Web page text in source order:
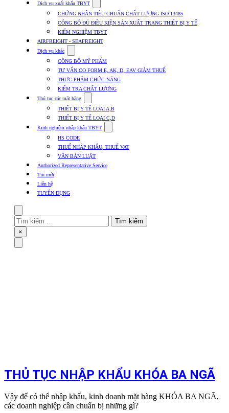
Dịch vụ xuất khẩu TBYT
submenu
for
Dịch
vụ
xuất
TBYT
CHỨNG NHẬN TIÊU CHUẨN CHẤT LƯỢNG ISO 13485
CÔNG BỐ ĐỦ ĐIỀU KIỆN SẢN XUẤT TRANG THIẾT BỊ Y TẾ
KIỂM NGHIỆM TBYT
AIRFREIGHT - SEAFREIGHT
Dịch vụ khác
submenu
for
Dịch
vụ
khác
CÔNG BỐ MỸ PHẨM
TƯ VẤN CO FORM E, AK, D, EAV GIẢM THUẾ
THỰC PHẨM CHỨC NĂNG
KIỂM TRA CHẤT LƯỢNG
Thủ tục các mặt hàng
submenu
for
Thủ
tục
mặt
hàng
THIẾT BỊ Y TẾ LOẠI A,B
THIẾT BỊ Y TẾ LOẠI C,D
Kinh nghiệm nhập khẩu TBYT
submenu
Kinh
HS CODE
THUẾ NHẬP KHẨU, THUẾ VAT
VĂN BẢN LUẬT
Authorized Representative Service
Tin mới
Liên hệ
TUYỂN DỤNG
Tìm
kiếm
cho:
Close
×
THỦ TỤC NHẬP KHẨU KHÓA BA NGÃ
Vậy để có thể nhập khẩu, kinh doanh mặt hàng KHÓA BA NGÃ,
các doanh nghiệp cần chuẩn bị những gì?